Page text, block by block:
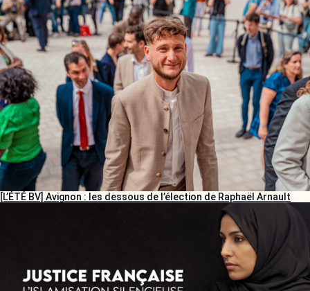
[L’ÉTÉ BV] Avignon : les dessous de l’élection de Raphaël Arnault